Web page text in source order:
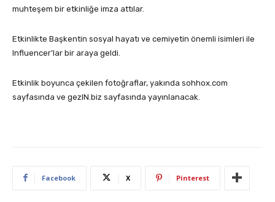
muhteşem bir etkinliğe imza attılar.
Etkinlikte Başkentin sosyal hayatı ve cemiyetin önemli isimleri ile
Influencer’lar bir araya geldi.
Etkinlik boyunca çekilen fotoğraflar, yakında sohhox.com
sayfasında ve gezIN.biz sayfasında yayınlanacak.
Facebook X Pinterest